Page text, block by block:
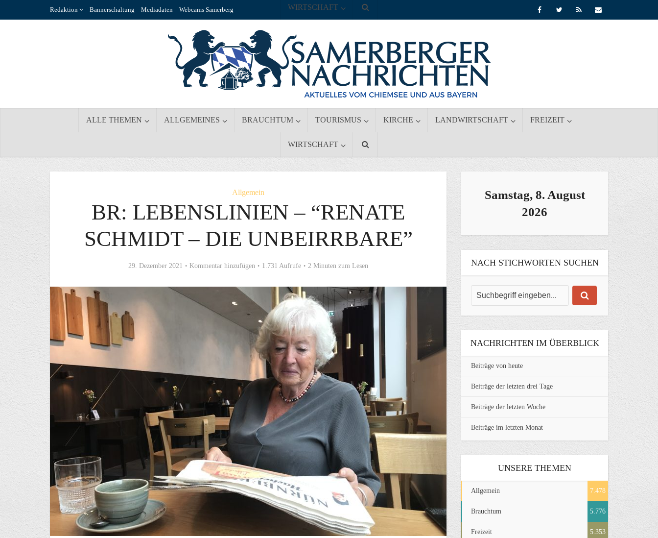
Redaktion Bannerschaltung Mediadaten Webcams Samerberg
ALLE THEMEN ALLGEMEINES BRAUCHTUM TOURISMUS KIRCHE LANDWIRTSCHAFT FREIZEIT
WIRTSCHAFT
WIRTSCHAFT
Allgemein
BR: LEBENSLINIEN – “RENATE
SCHMIDT – DIE UNBEIRRBARE”
29. Dezember 2021 Kommentar hinzufügen 1.731 Aufrufe 2 Minuten zum Lesen
Samstag, 8. August
2026
NACH STICHWORTEN SUCHEN
NACHRICHTEN IM ÜBERBLICK
Beiträge von heute
Beiträge der letzten drei Tage
Beiträge der letzten Woche
Beiträge im letzten Monat
UNSERE THEMEN
Allgemein 7.478
Brauchtum 5.776
Freizeit 5.353